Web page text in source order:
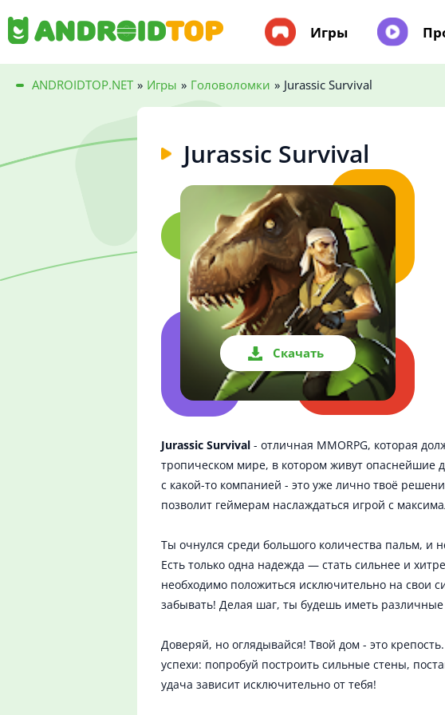
Игры
ANDROIDTOP.NET » Игры » Головоломки » Jurassic Survival
Jurassic Survival
Скачать
Jurassic Survival - отличная MMORPG, которая
тропическом мире, в котором живут опаснейшие
с какой-то компанией - это уже лично твоё
позволит геймерам наслаждаться игрой с
Ты очнулся среди большого количества пальм, и
Есть только одна надежда — стать сильнее и
необходимо положиться исключительно на свои
забывать! Делая шаг, ты будешь иметь
Доверяй, но оглядывайся! Твой дом - это
успехи: попробуй построить сильные стены,
удача зависит исключительно от тебя!